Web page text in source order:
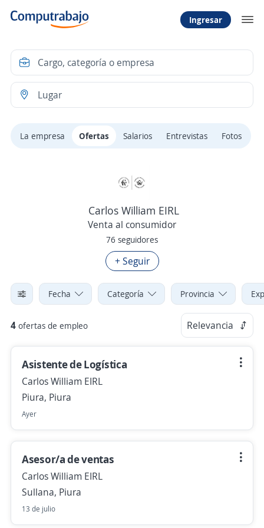
Ingresar
La empresa Ofertas Salarios Entrevistas Fotos
Carlos William EIRL
Venta al consumidor
76 seguidores
+ Seguir
Fecha Categoría Provincia
4 ofertas de empleo Relevancia
Asistente de Logística
Carlos William EIRL
Piura, Piura
Ayer
Asesor/a de ventas
Carlos William EIRL
Sullana, Piura
13 de julio